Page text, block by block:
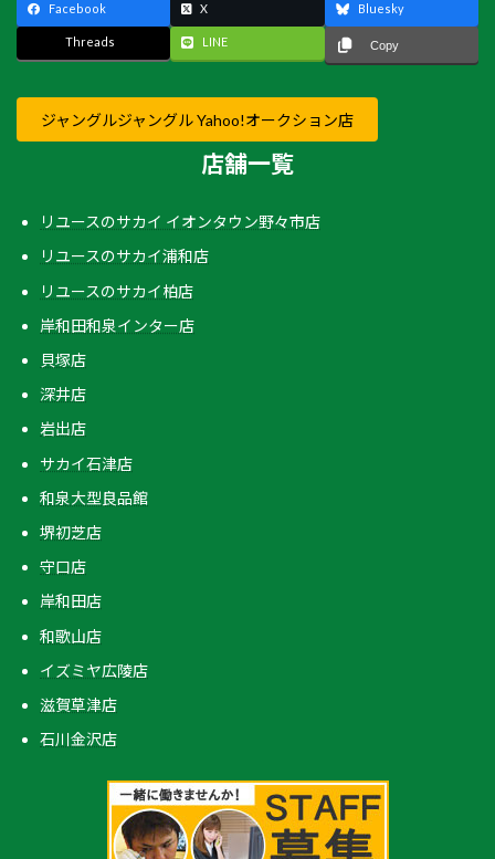
Facebook X Bluesky
Threads LINE Copy
ジャングルジャングル Yahoo!オークション店
店舗一覧
リユースのサカイ イオンタウン野々市店
リユースのサカイ浦和店
リユースのサカイ柏店
岸和田和泉インター店
貝塚店
深井店
岩出店
サカイ石津店
和泉大型良品館
堺初芝店
守口店
岸和田店
和歌山店
イズミヤ広陵店
滋賀草津店
石川金沢店